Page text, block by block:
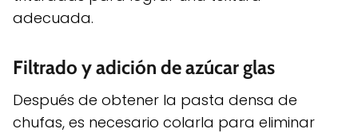
adecuada.
Filtrado y adición de azúcar glas
Después de obtener la pasta densa de
chufas, es necesario colarla para eliminar